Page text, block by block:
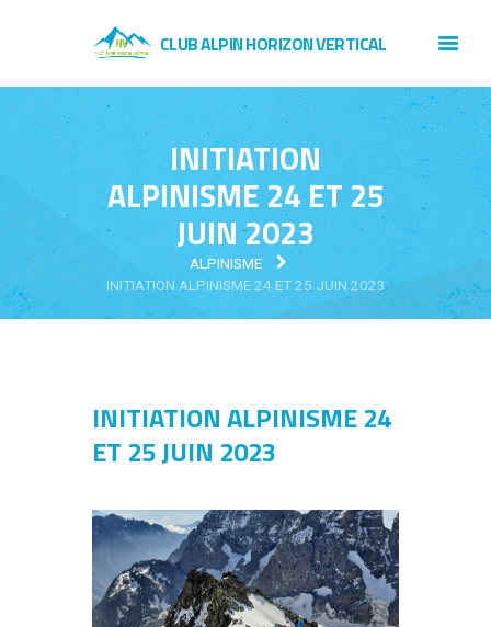
CLUB ALPIN HORIZON VERTICAL
INITIATION
ALPINISME 24 ET 25
JUIN 2023
ALPINISME
INITIATION ALPINISME 24 ET 25 JUIN 2023
INITIATION ALPINISME 24
ET 25 JUIN 2023